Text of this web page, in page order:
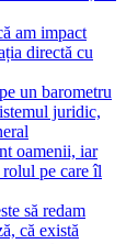
am impact
directă cu
un barometru
juridic,
oamenii, iar
rolul pe care îl
să redam
că există